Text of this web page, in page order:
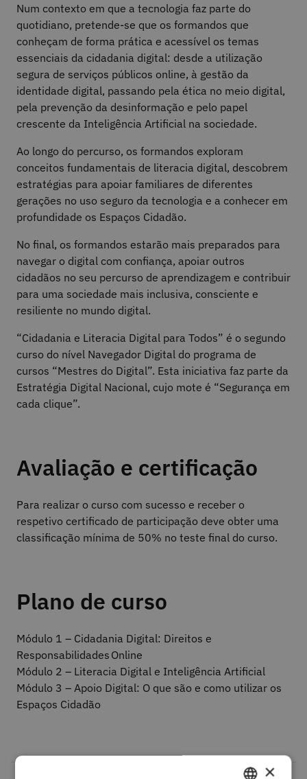
Num contexto em que a tecnologia faz parte do
quotidiano, pretende-se que os formandos que
conheçam de forma prática e acessível os temas
essenciais da cidadania digital: desde a utilização
segura de serviços públicos online, à gestão da
identidade digital, passando pela ética no meio digital,
pela prevenção da desinformação e pelo papel
crescente da Inteligência Artificial na sociedade.
Ao longo do percurso, os formandos exploram
conceitos fundamentais de literacia digital, descobrem
estratégias para apoiar familiares de diferentes
gerações no uso seguro da tecnologia e a conhecer em
profundidade os Espaços Cidadão.
No final, os formandos estarão mais preparados para
navegar o digital com confiança, apoiar outros
cidadãos no seu percurso de aprendizagem e contribuir
para uma sociedade mais inclusiva, consciente e
resiliente no mundo digital.
“Cidadania e Literacia Digital para Todos” é o segundo
curso do nível Navegador Digital do programa de
cursos “Mestres do Digital”. Esta iniciativa faz parte da
Estratégia Digital Nacional, cujo mote é “Segurança em
cada clique”.
Avaliação e certificação
Para realizar o curso com sucesso e receber o
respetivo certificado de participação deve obter uma
classificação mínima de 50% no teste final do curso.
Plano de curso
Módulo 1 – Cidadania Digital: Direitos e
Responsabilidades Online
Módulo 2 – Literacia Digital e Inteligência Artificial
Módulo 3 – Apoio Digital: O que são e como utilizar os
Espaços Cidadão
×